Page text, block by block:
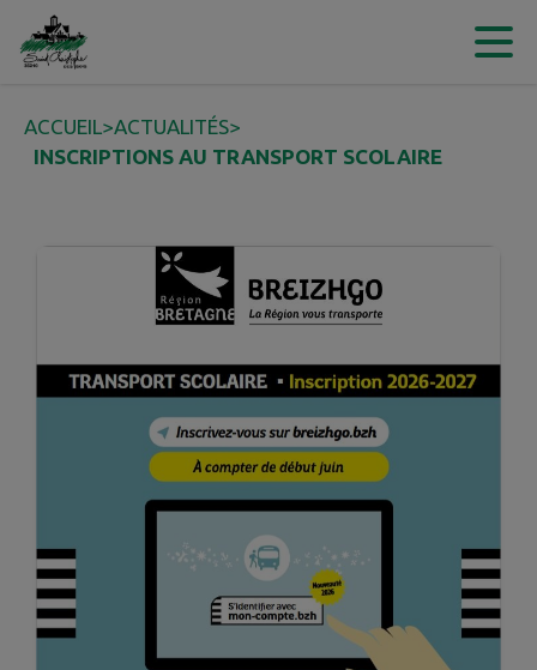
Contenu
ACCUEIL>ACTUALITÉS>
INSCRIPTIONS AU TRANSPORT SCOLAIRE